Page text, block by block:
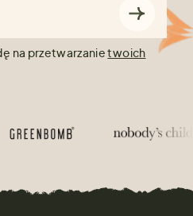
na przetwarzanietwoich